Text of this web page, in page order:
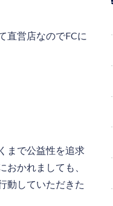
直営店なのでFCに
まで公益性を追求
かれましても、
動していただきた